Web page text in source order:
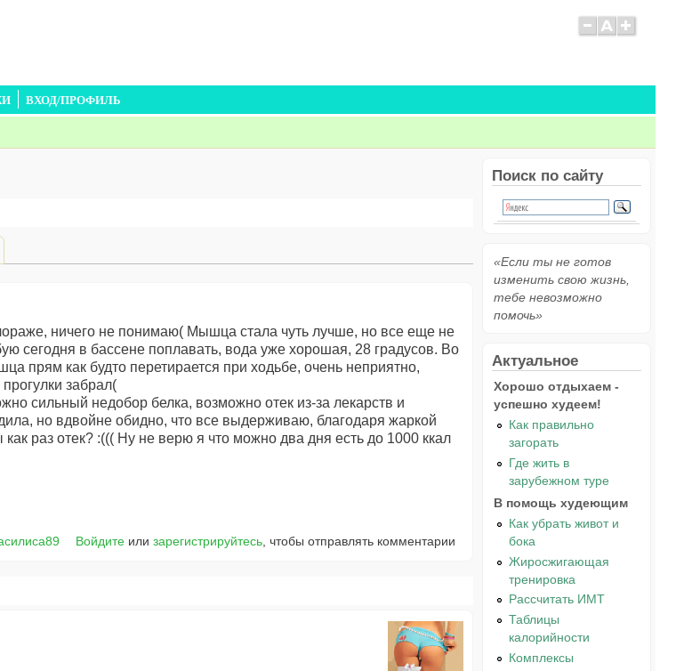
ВХОД/ПРОФИЛЬ
ничего не понимаю( Мышца стала чуть лучше, но все еще не
сегодня в бассене поплавать, вода уже хорошая, 28 градусов. Во
прям как будто перетирается при ходьбе, очень неприятно,
забрал(
сильный недобор белка, возможно отек из-за лекарств и
но вдвойне обидно, что все выдерживаю, благодаря жаркой
раз отек? :((( Ну не верю я что можно два дня есть до 1000 ккал
Войдите илизарегистрируйтесь , чтобы отправлять комментарии
Поиск по сайту
«Если ты не готов
изменить свою жизнь,
тебе невозможно
помочь»
Актуальное
Хорошо отдыхаем -
успешно худеем!
Как правильно
загорать
Где жить в
зарубежном туре
В помощь худеющим
Как убрать живот и
бока
Жиросжигающая
тренировка
Рассчитать ИМТ
Таблицы
калорийности
Комплексы